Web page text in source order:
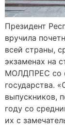
Президент
вручила
всей страны,
экзаменах на
МОЛДПРЕС со
государства.
выпускников,
году со
их с